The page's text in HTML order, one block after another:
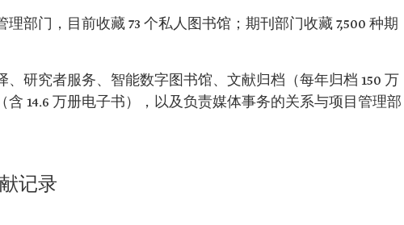
部门，目前收藏 73 个私人图书馆；期刊部门收藏 7,500 种期
研究者服务、智能数字图书馆、文献归档（每年归档 150 万
14.6 万册电子书），以及负责媒体事务的关系与项目管理部
记录